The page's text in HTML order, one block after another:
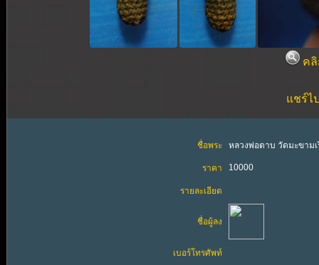
ค
แชร์ไ
ชื่อพระ หลวงพ่อตาบ วัดมะขามเ
ราคา 10000
รายละเอียด
ชื่อผู้ลง
เบอร์โทรศัพท์